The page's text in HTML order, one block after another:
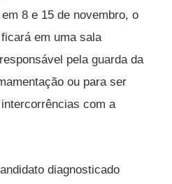
8 e 15 de novembro, o
em uma sala
pela guarda da
ou para ser
com a
diagnosticado